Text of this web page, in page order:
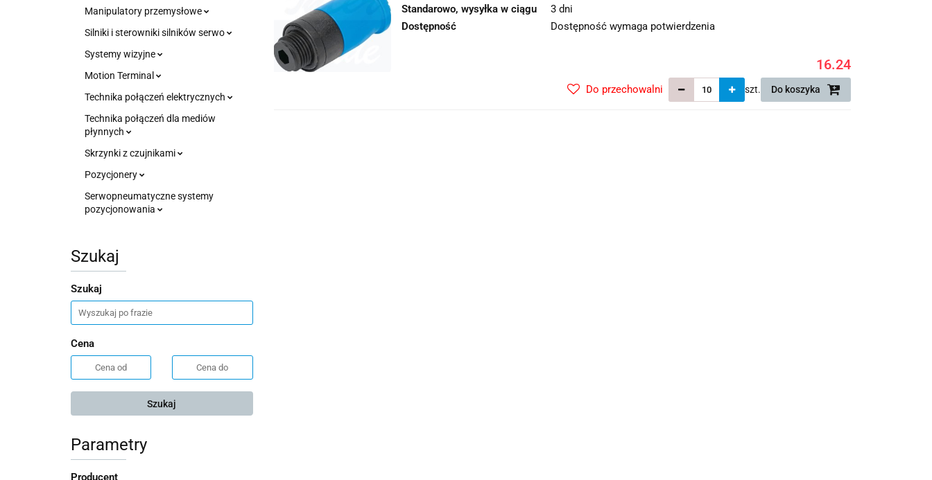
Manipulatory przemysłowe
Silniki i sterowniki silników serwo
Systemy wizyjne
Motion Terminal
Technika połączeń elektrycznych
Technika połączeń dla mediów
płynnych
Skrzynki z czujnikami
Pozycjonery
Serwopneumatyczne systemy
pozycjonowania
Szukaj
Szukaj
Cena
Szukaj
Parametry
Producent
Standarowo, wysyłka w ciągu
3 dni
Dostępność
Dostępność wymaga potwierdzenia
16.24
szt. Do koszyka
Do przechowalni